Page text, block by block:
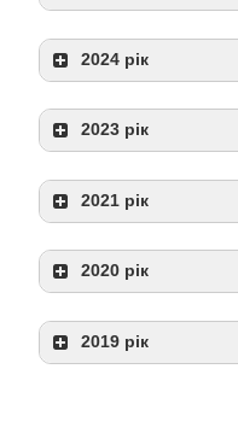
2024 рік
2023 рік
2021 рік
2020 рік
2019 рік